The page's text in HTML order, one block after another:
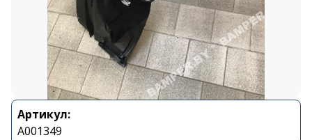
Артикул:
A001349